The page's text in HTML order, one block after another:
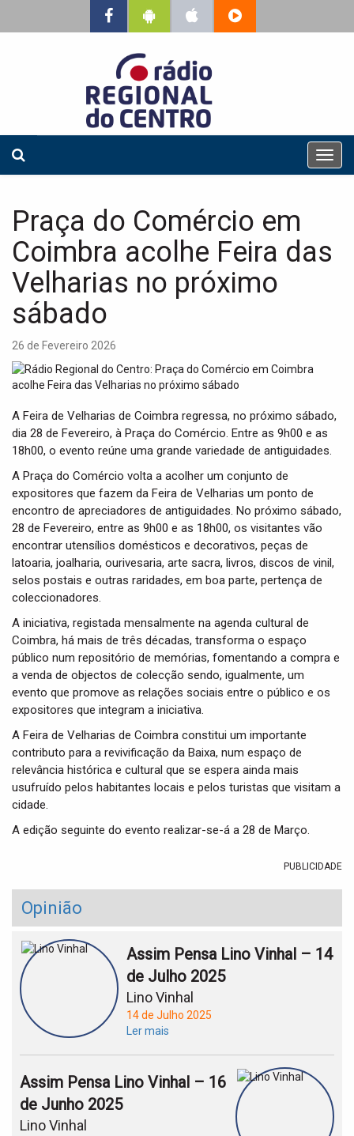
T
o
n
Praça do Comércio em
Coimbra acolhe Feira das
Velharias no próximo
sábado
26 de Fevereiro 2026
A Feira de Velharias de Coimbra regressa, no próximo sábado,
dia 28 de Fevereiro, à Praça do Comércio. Entre as 9h00 e as
18h00, o evento reúne uma grande variedade de antiguidades.
A Praça do Comércio volta a acolher um conjunto de
expositores que fazem da Feira de Velharias um ponto de
encontro de apreciadores de antiguidades. No próximo sábado,
28 de Fevereiro, entre as 9h00 e as 18h00, os visitantes vão
encontrar utensílios domésticos e decorativos, peças de
latoaria, joalharia, ourivesaria, arte sacra, livros, discos de vinil,
selos postais e outras raridades, em boa parte, pertença de
coleccionadores.
A iniciativa, registada mensalmente na agenda cultural de
Coimbra, há mais de três décadas, transforma o espaço
público num repositório de memórias, fomentando a compra e
a venda de objectos de colecção sendo, igualmente, um
evento que promove as relações sociais entre o público e os
expositores que integram a iniciativa.
A Feira de Velharias de Coimbra constitui um importante
contributo para a revivificação da Baixa, num espaço de
relevância histórica e cultural que se espera ainda mais
usufruído pelos habitantes locais e pelos turistas que visitam a
cidade.
A edição seguinte do evento realizar-se-á a 28 de Março.
PUBLICIDADE
Opinião
Assim Pensa Lino Vinhal – 14
de Julho 2025
Lino Vinhal
14 de Julho 2025
Ler mais
Assim Pensa Lino Vinhal – 16
de Junho 2025
Lino Vinhal